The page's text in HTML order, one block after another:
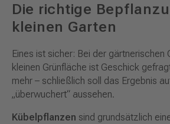
Die richtige
kleinen Garten
Eines ist sicher: Bei der gärtnerischen
kleinen Grünfläche ist Geschick
mehr – schließlich soll das Ergebnis
„überwuchert“ aussehen.
Kübelpflanzen sind grundsätzlich